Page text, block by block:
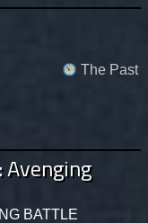
The Past
Avenging
BATTLE